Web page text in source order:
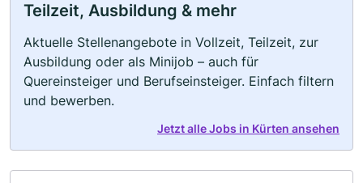
Teilzeit, Ausbildung & mehr
Aktuelle Stellenangebote in Vollzeit, Teilzeit, zur
Ausbildung oder als Minijob – auch für
Quereinsteiger und Berufseinsteiger. Einfach filtern
und bewerben.
Jetzt alle Jobs in Kürten ansehen